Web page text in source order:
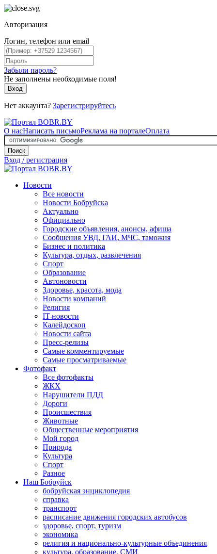
Авторизация
Логин, телефон или email
Забыли пароль?
Не заполнены необходимые поля!
Вход
Нет аккаунта? Зарегистрируйтесь
О насНаписать письмоРеклама на порталеОплата
Поиск
Вход / регистрация
Новости
Все новости
Новости Бобруйска
Актуально
Официально
Городские объявления, анонсы, афиша
Сообщения УВД, ГАИ, МЧС, таможня
Бизнес и политика
Культура, отдых, развлечения
Спорт
Образование
Автоновости
Здоровье, красота, мода
Новости компаний
Религия
IT-новости
Калейдоскоп
Новости сайта
Пресс-релизы
Самые комментируемые
Самые просматриваемые
Фотофакт
Все фотофакты
ЖКХ
Нарушители ПДД
Дороги
Происшествия
Животные
Общественные мероприятия
Мой город
Природа
Культура
Спорт
Разное
Наш Бобруйск
бобруйская энциклопедия
справка
транспорт
расписание движения городских автобусов
здоровье, спорт, туризм
экономика
религия и национально-культурные объединения
культура, образование, СМИ